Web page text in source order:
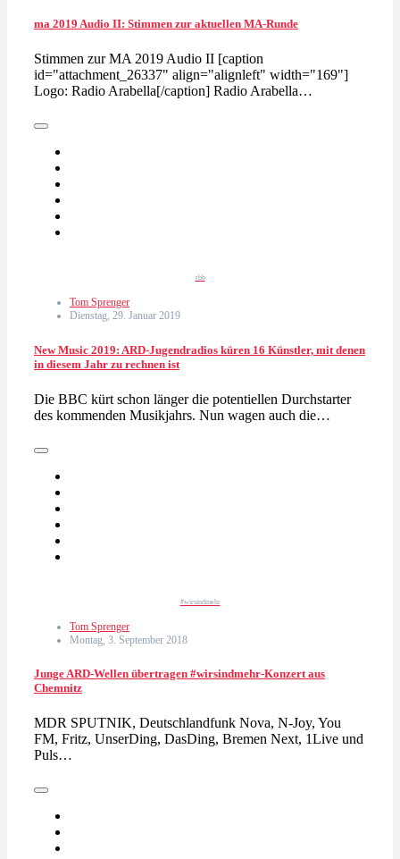
ma 2019 Audio II: Stimmen zur aktuellen MA-Runde
Stimmen zur MA 2019 Audio II [caption
id="attachment_26337" align="alignleft" width="169"]
Logo: Radio Arabella[/caption] Radio Arabella…
rbb
Tom Sprenger
Dienstag, 29. Januar 2019
New Music 2019: ARD-Jugendradios küren 16 Künstler, mit denen
in diesem Jahr zu rechnen ist
Die BBC kürt schon länger die potentiellen Durchstarter
des kommenden Musikjahrs. Nun wagen auch die…
#wirsindmehr
Tom Sprenger
Montag, 3. September 2018
Junge ARD-Wellen übertragen #wirsindmehr-Konzert aus
Chemnitz
MDR SPUTNIK, Deutschlandfunk Nova, N-Joy, You
FM, Fritz, UnserDing, DasDing, Bremen Next, 1Live und
Puls…